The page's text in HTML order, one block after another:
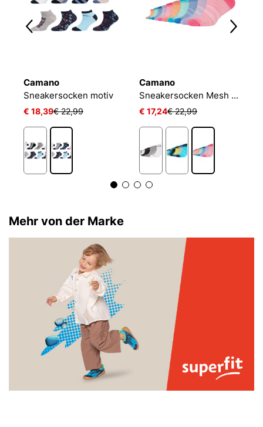
Camano
Sneakersocken motiv
€ 18,39€ 22,99
Camano
Sneakersocken Mesh Ventilation
€ 17,24€ 22,99
Mehr von der Marke